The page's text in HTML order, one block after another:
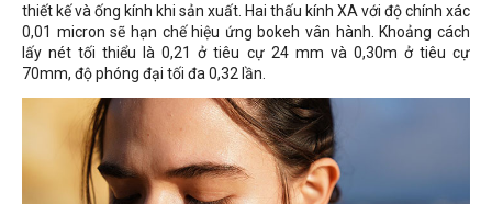
thiết kế và ống kính khi sản xuất. Hai thấu kính XA với độ chính xác
0,01 micron sẽ hạn chế hiệu ứng bokeh vân hành. Khoảng cách
lấy nét tối thiểu là 0,21 ở tiêu cự 24 mm và 0,30m ở tiêu cự
70mm, độ phóng đại tối đa 0,32 lần.